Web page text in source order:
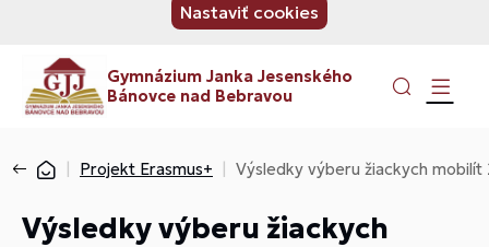
Nastaviť cookies
Gymnázium Janka Jesenského
Bánovce nad Bebravou
Projekt Erasmus+ Výsledky výberu žiackych
Výsledky výberu žiackych